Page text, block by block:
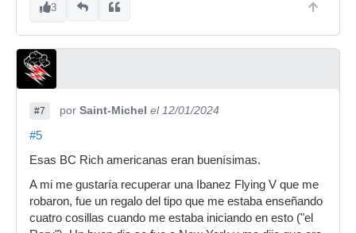
3
#7 por Saint-Michel el 12/01/2024
#5
Esas BC Rich americanas eran buenísimas.
A mi me gustaría recuperar una Ibanez Flying V que me
robaron, fue un regalo del tipo que me estaba enseñando
cuatro cosillas cuando me estaba iniciando en esto ("el